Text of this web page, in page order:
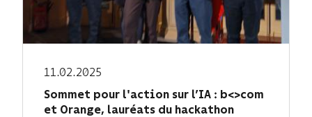
11.02.2025
Sommet pour l'action sur l’IA : b<>com
et Orange, lauréats du hackathon